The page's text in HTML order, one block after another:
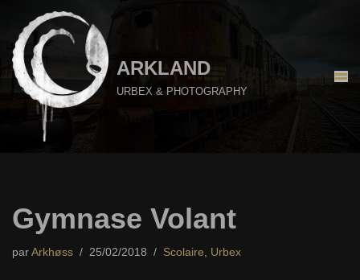
Aller
au
contenu
ARKLAND
URBEX & PHOTOGRAPHY
Gymnase Volant
par Arkhøss 25/02/2018 Scolaire, Urbex